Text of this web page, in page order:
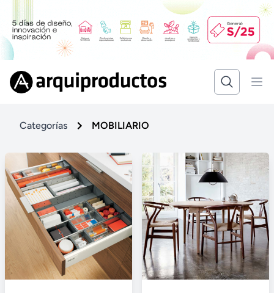
Categorías MOBILIARIO